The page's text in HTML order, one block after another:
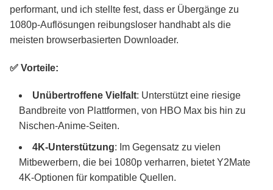
performant, und ich stellte fest, dass er Übergänge zu
1080p-Auflösungen reibungsloser handhabt als die
meisten browserbasierten Downloader.
✅ Vorteile:
Unübertroffene Vielfalt: Unterstützt eine riesige
Bandbreite von Plattformen, von HBO Max bis hin zu
Nischen-Anime-Seiten.
4K-Unterstützung: Im Gegensatz zu vielen
Mitbewerbern, die bei 1080p verharren, bietet Y2Mate
4K-Optionen für kompatible Quellen.